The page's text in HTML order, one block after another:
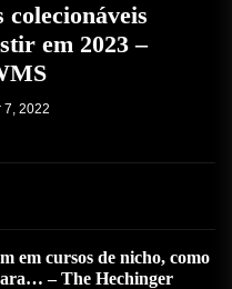
colecionáveis
em 2023 –
7, 2022
em cursos de nicho, como
– The Hechinger